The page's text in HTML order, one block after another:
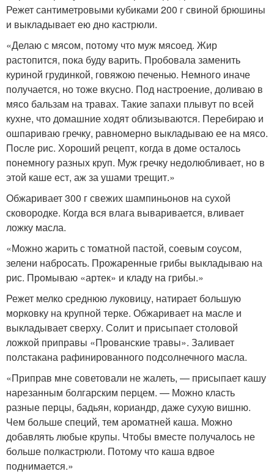
Режет сантиметровыми кубиками 200 г свиной брюшины
и выкладывает ею дно кастрюли.
«Делаю с мясом, потому что муж мясоед. Жир
растопится, пока буду варить. Пробовала заменить
куриной грудинкой, говяжою печенью. Немного иначе
получается, но тоже вкусно. Под настроение, доливаю в
мясо бальзам на травах. Такие запахи плывут по всей
кухне, что домашние ходят облизываются. Перебираю и
ошпариваю гречку, равномерно выкладываю ее на мясо.
После рис. Хороший рецепт, когда в доме осталось
понемногу разных круп. Муж гречку недолюбливает, но в
этой каше ест, аж за ушами трещит.»
Обжаривает 300 г свежих шампиньонов на сухой
сковородке. Когда вся влага вываривается, вливает
ложку масла.
«Можно жарить с томатной пастой, соевым соусом,
зелени набросать. Прожаренные грибы выкладываю на
рис. Промываю «артек» и кладу на грибы.»
Режет мелко среднюю луковицу, натирает большую
морковку на крупной терке. Обжаривает на масле и
выкладывает сверху. Солит и присыпает столовой
ложкой приправы «Прованские травы». Заливает
полстакана рафинированного подсолнечного масла.
«Приправ мне советовали не жалеть, — присыпает кашу
нарезанным болгарским перцем. — Можно класть
разные перцы, бадьян, кориандр, даже сухую вишню.
Чем больше специй, тем ароматней каша. Можно
добавлять любые крупы. Чтобы вместе получалось не
больше полкастрюли. Потому что каша вдвое
поднимается.»